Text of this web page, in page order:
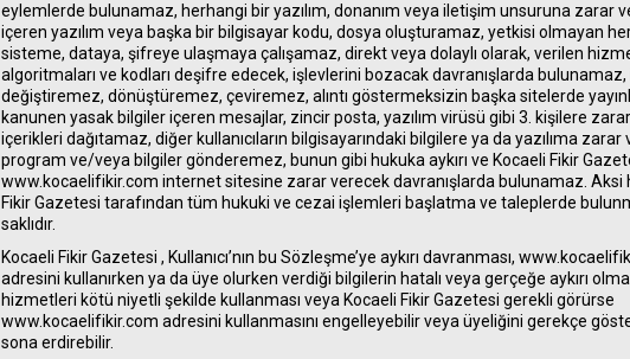
eylemlerde bulunamaz, herhangi bir yazılım, donanım veya iletişim unsuruna zarar
içeren yazılım veya başka bir bilgisayar kodu, dosya oluşturamaz, yetkisi olmayan
sisteme, dataya, şifreye ulaşmaya çalışamaz, direkt veya dolaylı olarak, verilen
algoritmaları ve kodları deşifre edecek, işlevlerini bozacak davranışlarda
değiştiremez, dönüştüremez, çeviremez, alıntı göstermeksizin başka sitelerde
kanunen yasak bilgiler içeren mesajlar, zincir posta, yazılım virüsü gibi 3. kişilere
içerikleri dağıtamaz, diğer kullanıcıların bilgisayarındaki bilgilere ya da yazılıma zarar
program ve/veya bilgiler gönderemez, bunun gibi hukuka aykırı ve Kocaeli Fikir
www.kocaelifikir.com internet sitesine zarar verecek davranışlarda bulunamaz. Aksi
Fikir Gazetesi tarafından tüm hukuki ve cezai işlemleri başlatma ve taleplerde
saklıdır.
Kocaeli Fikir Gazetesi , Kullanıcı’nın bu Sözleşme’ye aykırı davranması,
adresini kullanırken ya da üye olurken verdiği bilgilerin hatalı veya gerçeğe aykırı
hizmetleri kötü niyetli şekilde kullanması veya Kocaeli Fikir Gazetesi gerekli görürse
www.kocaelifikir.com adresini kullanmasını engelleyebilir veya üyeliğini gerekçe
sona erdirebilir.